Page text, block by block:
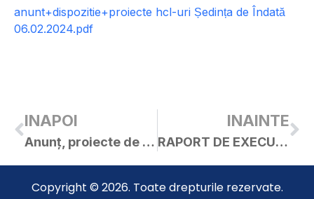
anunt+dispozitie+proiecte hcl-uri Ședința de Îndată
06.02.2024.pdf
INAPOI
Anunț, proiecte de hotărâri și materiale – ședința ordinară a C.L. Curtici în data de 31.01.2024
INAINTE
RAPORT DE EXECUTIE BUGETARA LA DATA DE 31.01.2024
Copyright © 2026. Toate drepturile rezervate.